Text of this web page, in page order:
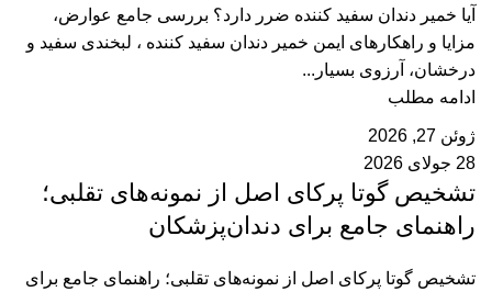
آیا خمیر دندان سفید کننده ضرر دارد؟ بررسی جامع عوارض،
مزایا و راهکارهای ایمن خمیر دندان سفید کننده ، لبخندی سفید و
درخشان، آرزوی بسیار...
ادامه مطلب
ژوئن 27, 2026
28 جولای 2026
تشخیص گوتا پرکای اصل از نمونه‌های تقلبی؛
راهنمای جامع برای دندان‌پزشکان
تشخیص گوتا پرکای اصل از نمونه‌های تقلبی؛ راهنمای جامع برای